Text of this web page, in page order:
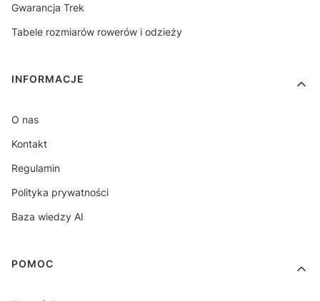
Gwarancja Trek
Tabele rozmiarów rowerów i odzieży
INFORMACJE
O nas
Kontakt
Regulamin
Polityka prywatności
Baza wiedzy AI
POMOC